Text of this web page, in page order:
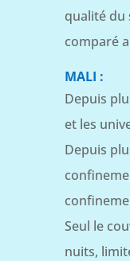
qualité du
comparé
MALI :
Depuis
et les
Depuis
Seul le
nuits,